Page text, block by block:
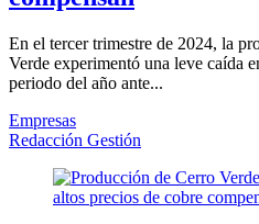
En el tercer trimestre de 2024, la
Verde experimentó una leve caída
periodo del año ante...
Empresas
Redacción Gestión